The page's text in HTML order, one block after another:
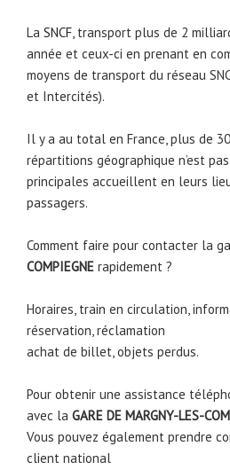
La SNCF, transport plus de 2
année et ceux-ci en prenant en
moyens de transport du réseau
et Intercités).
Il y a au total en France, plus de
répartitions géographique n’est
principales accueillent en leurs
passagers.
Comment faire pour contacter la
COMPIEGNE rapidement ?
Horaires, train en circulation,
réservation, réclamation
achat de billet, objets perdus.
Pour obtenir une assistance
avec la GARE DE MARGNY-LES-
Vous pouvez également prendre
client national